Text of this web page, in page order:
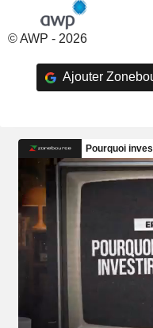
© AWP - 2026
Ajouter